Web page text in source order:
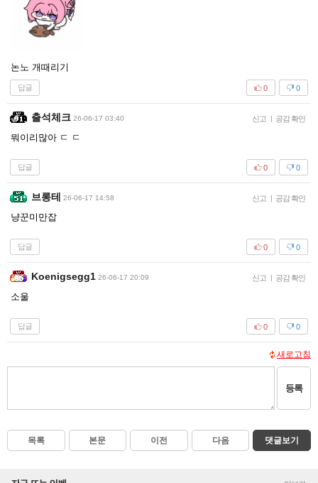
논노 개때리기
답글 0
0
출석체크 26-06-17 03:40 신고 | 공감 확인
뭐이리많아 ㄷ ㄷ
답글 0
0
브롱테 26-06-17 14:58 신고 | 공감 확인
냥꾼미만잡
답글 0
0
Koenigsegg1 26-06-17 20:09 신고 | 공감 확인
소울
답글 0
0
새로고침
등록
목록 본문 이전 다음 댓글보기